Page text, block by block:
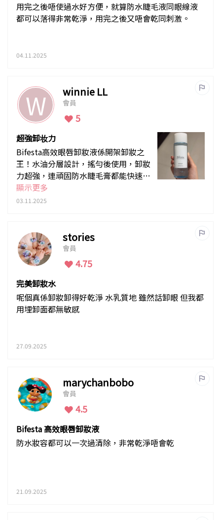
用完之後唔使過水好方便，就算防水睫毛液同眼線液
都可以落得非常乾淨，用完之後又唔會乾同刺激。
04.11.2025
W winnie LL
會員
5
超強卸妆力
Bifesta高效眼唇卸妝液係開架卸妝之
王！水油分層設計，搖勻後使用，卸妝
力超強，連頑固防水睫毛膏都能快速溶
解，敷幾秒一抹就乾淨。質地清爽唔黏
膩，而且溫和不「拿」眼，戴住隱形眼
顯示更多
03.11.2025
stories
會員
4.75
完美卸妝水
呢個真係卸妝卸得好乾淨 水乳質地 雖然話卸眼 但我都
用埋卸面都無敏感
27.09.2025
marychanbobo
會員
4.5
Bifesta 高效眼唇卸妝液
防水妝容都可以一次過清除，非常乾淨唔會乾
21.09.2025